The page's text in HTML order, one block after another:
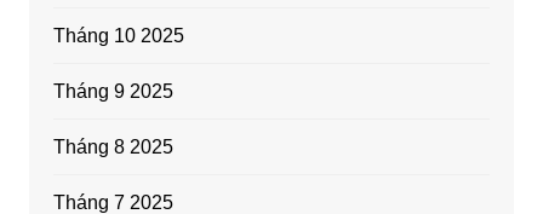
Tháng 10 2025
Tháng 9 2025
Tháng 8 2025
Tháng 7 2025